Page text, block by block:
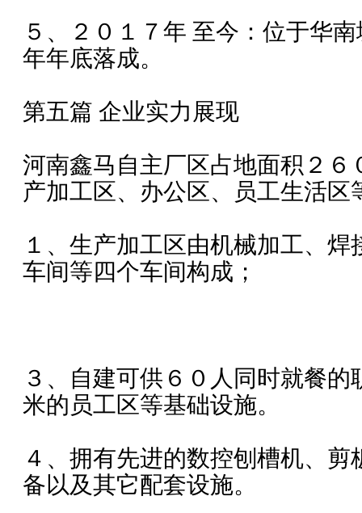
５、２０１７年 至今：位于华
年年底落成。
第五篇 企业实力展现
河南鑫马自主厂区占地面积２６
产加工区、办公区、员工生活区
１、生产加工区由机械加工、
车间等四个车间构成；
３、自建可供６０人同时就餐
米的员工区等基础设施。
４、拥有先进的数控刨槽机、
备以及其它配套设施。